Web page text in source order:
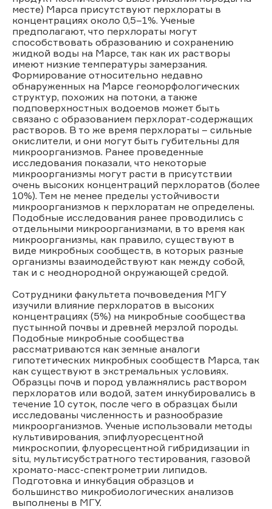
месте) Марса присутствуют перхлораты в
концентрациях около 0,5–1%. Ученые
предполагают, что перхлораты могут
способствовать образованию и сохранению
жидкой воды на Марсе, так как их растворы
имеют низкие температуры замерзания.
Формирование относительно недавно
обнаруженных на Марсе геоморфологических
структур, похожих на потоки, а также
подповерхностных водоемов может быть
связано с образованием перхлорат-содержащих
растворов. В то же время перхлораты – сильные
окислители, и они могут быть губительны для
микроорганизмов. Ранее проведенные
исследования показали, что некоторые
микроорганизмы могут расти в присутствии
очень высоких концентраций перхлоратов (более
10%). Тем не менее пределы устойчивости
микроорганизмов к перхлоратам не определены.
Подобные исследования ранее проводились с
отдельными микроорганизмами, в то время как
микроорганизмы, как правило, существуют в
виде микробных сообществ, в которых разные
организмы взаимодействуют как между собой,
так и с неоднородной окружающей средой.
Сотрудники факультета почвоведения МГУ
изучили влияние перхлоратов в высоких
концентрациях (5%) на микробные сообщества
пустынной почвы и древней мерзлой породы.
Подобные микробные сообщества
рассматриваются как земные аналоги
гипотетических микробных сообществ Марса, так
как существуют в экстремальных условиях.
Образцы почв и пород увлажнялись раствором
перхлоратов или водой, затем инкубировались в
течение 10 суток, после чего в образцах были
исследованы численность и разнообразие
микроорганизмов. Ученые использовали методы
культивирования, эпифлуоресцентной
микроскопии, флуоресцентной гибридизации in
situ, мультисубстратного тестирования, газовой
хромато-масс-спектрометрии липидов.
Подготовка и инкубация образцов и
большинство микробиологических анализов
выполнены в МГУ.